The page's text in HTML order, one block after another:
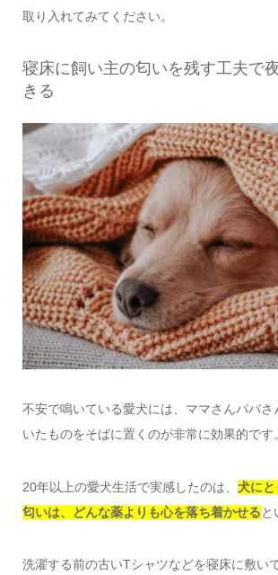
取り入れてみてください。
寝床に飼い主の匂いを残す工夫で
きる
不安で鳴いている愛犬には、ママさんパパさ
いたものをそばに置くのが非常に効果的です。
20年以上の愛犬生活で実感したのは、 犬に
匂いは、どんな薬よりも心を落ち着かせると
洗濯する前の古いTシャツなどを寝床に敷い